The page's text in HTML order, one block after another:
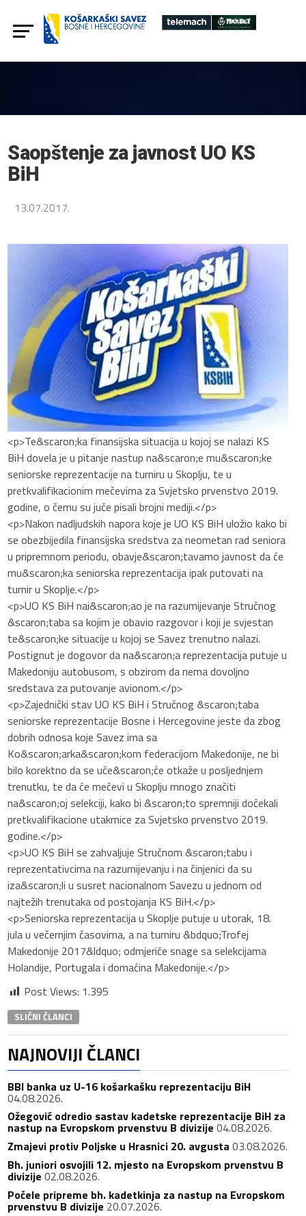
Saopštenje za javnost UO KS
BiH
13.07.2017.
<p>Te&scaron;ka finansijska situacija u kojoj se nalazi KS
BiH dovela je u pitanje nastup na&scaron;e mu&scaron;ke
seniorske reprezentacije na turniru u Skoplju, te u
pretkvalifikacionim mečevima za Svjetsko prvenstvo 2019.
godine, o čemu su juče pisali brojni mediji.</p>
<p>Nakon nadljudskih napora koje je UO KS BiH uložio kako bi
se obezbijedila finansijska sredstva za neometan rad seniora
u pripremnom periodu, obavje&scaron;tavamo javnost da će
mu&scaron;ka seniorska reprezentacija ipak putovati na
turnir u Skoplje.</p>
<p>UO KS BiH nai&scaron;ao je na razumijevanje Stručnog
&scaron;taba sa kojim je obavio razgovor i koji je svjestan
te&scaron;ke situacije u kojoj se Savez trenutno nalazi.
Postignut je dogovor da na&scaron;a reprezentacija putuje u
Makedoniju autobusom, s obzirom da nema dovoljno
sredstava za putovanje avionom.</p>
<p>Zajednički stav UO KS BiH i Stručnog &scaron;taba
seniorske reprezentacije Bosne i Hercegovine jeste da zbog
dobrih odnosa koje Savez ima sa
Ko&scaron;arka&scaron;kom federacijom Makedonije, ne bi
bilo korektno da se uče&scaron;će otkaže u posljednjem
trenutku, te da će mečevi u Skoplju mnogo značiti
na&scaron;oj selekciji, kako bi &scaron;to spremniji dočekali
pretkvalifikacione utakmice za Svjetsko prvenstvo 2019.
godine.</p>
<p>UO KS BiH se zahvaljuje Stručnom &scaron;tabu i
reprezentativcima na razumijevanju i na činjenici da su
iza&scaron;li u susret nacionalnom Savezu u jednom od
najtežih trenutaka od postojanja KS BiH.</p>
<p>Seniorska reprezentacija u Skoplje putuje u utorak, 18.
jula u večernjim časovima, a na turniru &bdquo;Trofej
Makedonije 2017&ldquo; odmjeriće snage sa selekcijama
Holandije, Portugala i domaćina Makedonije.</p>
Post Views: 1.395
SLIČNI ČLANCI
NAJNOVIJI ČLANCI
BBI banka uz U-16 košarkašku reprezentaciju BiH
04.08.2026.
Ožegović odredio sastav kadetske reprezentacije BiH za
nastup na Evropskom prvenstvu B divizije 04.08.2026.
Zmajevi protiv Poljske u Hrasnici 20. avgusta 03.08.2026.
Bh. juniori osvojili 12. mjesto na Evropskom prvenstvu B
divizije 02.08.2026.
Počele pripreme bh. kadetkinja za nastup na Evropskom
prvenstvu B divizije 20.07.2026.